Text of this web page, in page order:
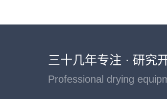
三十几年专注 · 研究
Professional drying